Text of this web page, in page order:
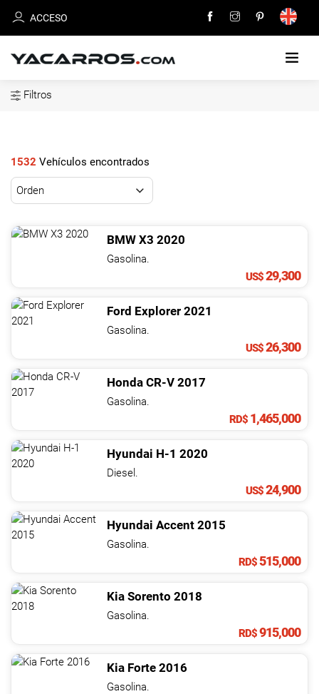
ACCESO
EN
VENTA
TU
NOTICIAS
Filtros
1532 Vehículos encontrados
BMW X3 2020
Gasolina.
US$29,300
Ford Explorer 2021
Gasolina.
US$26,300
Honda CR-V 2017
Gasolina.
RD$ 1,465,000
Hyundai H-1 2020
Diesel.
US$24,900
Hyundai Accent 2015
Gasolina.
RD$515,000
Kia Sorento 2018
Gasolina.
RD$915,000
Kia Forte 2016
Gasolina.